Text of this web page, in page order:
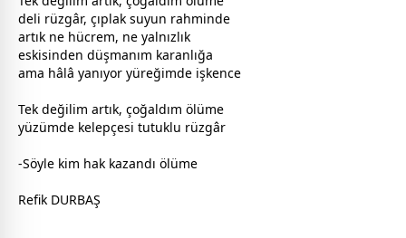
deli rüzgâr, çıplak suyun rahminde
artık ne hücrem, ne yalnızlık
eskisinden düşmanım karanlığa
ama hâlâ yanıyor yüreğimde işkence
Tek değilim artık, çoğaldım ölüme
yüzümde kelepçesi tutuklu rüzgâr
-Söyle kim hak kazandı ölüme
Refik DURBAŞ